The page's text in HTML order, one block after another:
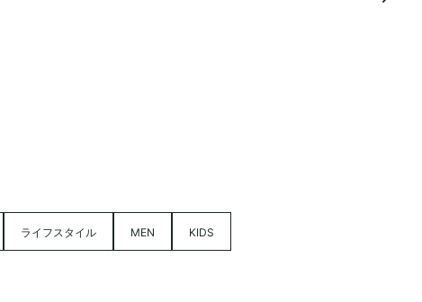
ライフスタイル MEN KIDS